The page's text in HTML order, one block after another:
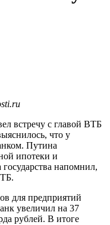
встречу с главой ВТБ
что у
Путина
ипотеки и
государства напомнил,
для предприятий
увеличил на 37
рублей. В итоге